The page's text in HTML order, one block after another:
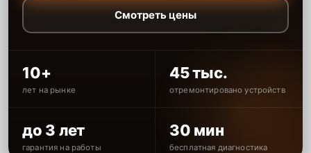
Смотреть цены
10+
лет на рынке
45 тыс.
отремонтировано устройств
до 3 лет
гарантия на работы
30 мин
бесплатная диагностика